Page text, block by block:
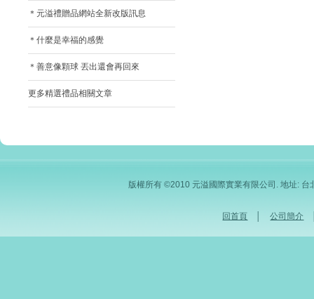
＊元溢禮贈品網站全新改版訊息
＊什麼是幸福的感覺
＊善意像顆球 丟出還會再回來
更多精選禮品相關文章
版權所有 ©2010 元溢國際實業有限公司. 地址:
回首頁 │公司簡介